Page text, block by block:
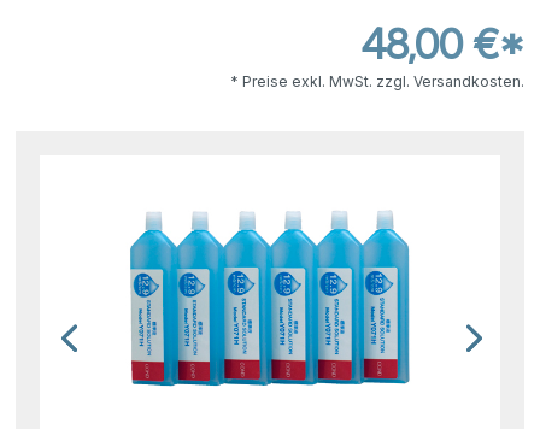
48,00 €*
* Preise exkl. MwSt. zzgl. Versandkosten.